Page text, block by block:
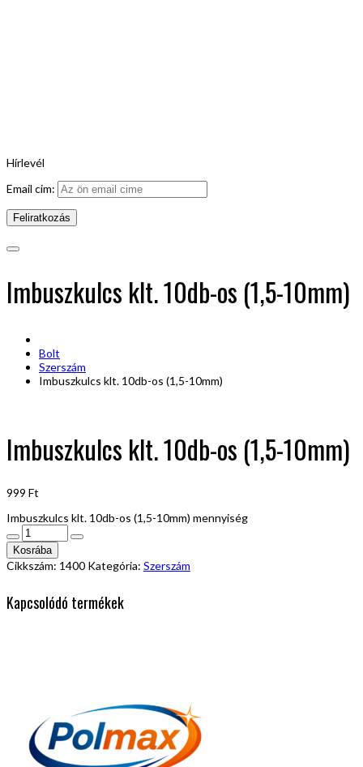
Hírlevél
Email cim:
Imbuszkulcs klt. 10db-os (1,5-10mm)
Bolt
Szerszám
Imbuszkulcs klt. 10db-os (1,5-10mm)
Imbuszkulcs klt. 10db-os (1,5-10mm)
999 Ft
Imbuszkulcs klt. 10db-os (1,5-10mm) mennyiség
Kosrába
Cikkszám: 1400 Kategória: Szerszám
Kapcsolódó termékek